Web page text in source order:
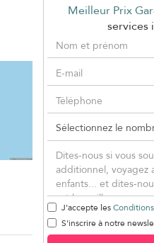
Meilleur Prix
services
J'accepte lesConditions
S'inscrire à notre